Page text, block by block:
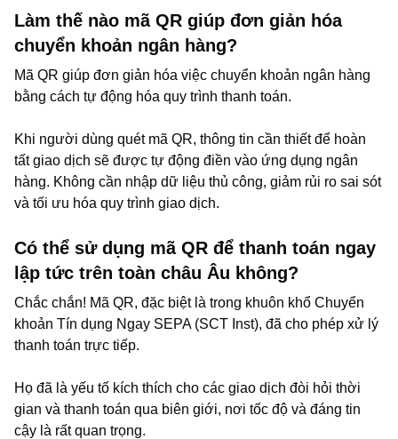
Làm thế nào mã QR giúp đơn giản hóa
chuyển khoản ngân hàng?
Mã QR giúp đơn giản hóa việc chuyển khoản ngân hàng
bằng cách tự động hóa quy trình thanh toán.
Khi người dùng quét mã QR, thông tin cần thiết để hoàn
tất giao dịch sẽ được tự động điền vào ứng dụng ngân
hàng. Không cần nhập dữ liệu thủ công, giảm rủi ro sai sót
và tối ưu hóa quy trình giao dịch.
Có thể sử dụng mã QR để thanh toán ngay
lập tức trên toàn châu Âu không?
Chắc chắn! Mã QR, đặc biệt là trong khuôn khổ Chuyển
khoản Tín dụng Ngay SEPA (SCT Inst), đã cho phép xử lý
thanh toán trực tiếp.
Họ đã là yếu tố kích thích cho các giao dịch đòi hỏi thời
gian và thanh toán qua biên giới, nơi tốc độ và đáng tin
cậy là rất quan trọng.